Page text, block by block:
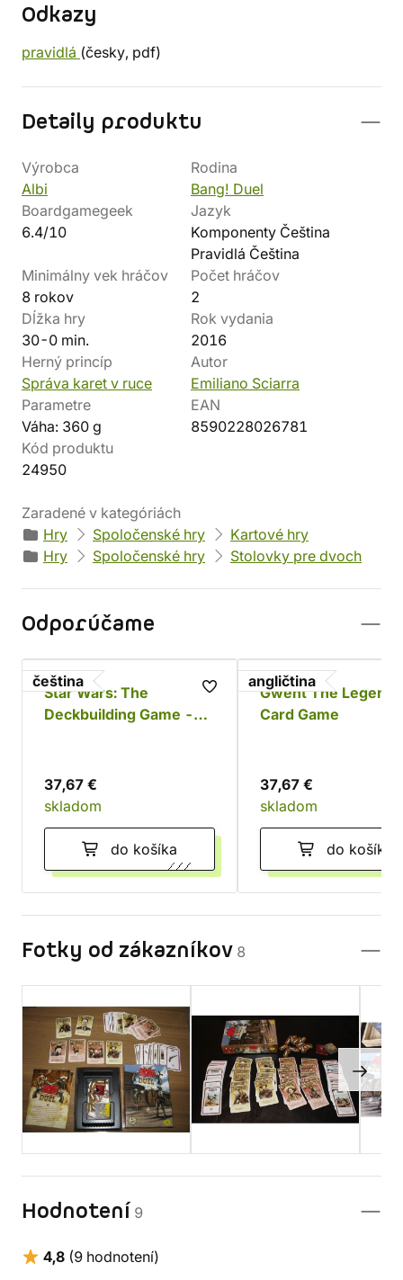
Odkazy
pravidlá (česky, pdf)
Detaily produktu
Výrobca
Albi
Rodina
Bang! Duel
Boardgamegeek
6.4/10
Jazyk
Komponenty Čeština
Pravidlá Čeština
Minimálny vek hráčov
8 rokov
Počet hráčov
2
Dĺžka hry
30-0 min.
Rok vydania
2016
Herný princíp
Správa karet v ruce
Autor
Emiliano Sciarra
Parametre
Váha: 360 g
EAN
8590228026781
Kód produktu
24950
Zaradené v kategóriách
Hry
Spoločenské hry
Kartové hry
Hry
Spoločenské hry Stolovky pre dvoch
Odporúčame
čeština
Star Wars: The
Deckbuilding Game -
37,67 €
skladom
do košíka
angličtina
Gwent The
Card Game
37,67 €
skladom
do košíka
Fotky od zákazníkov 8
Hodnotení 9
4,8 (9 hodnotení)